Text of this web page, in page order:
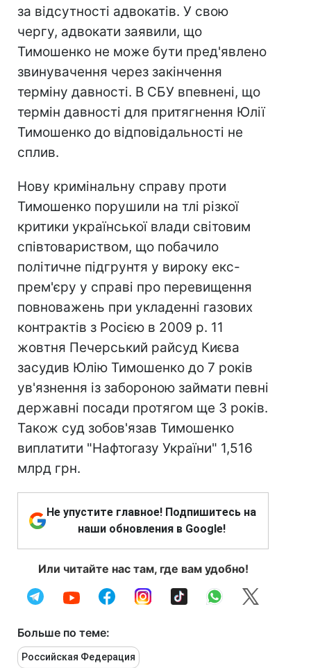
за відсутності адвокатів. У свою
чергу, адвокати заявили, що
Тимошенко не може бути пред'явлено
звинувачення через закінчення
терміну давності. В СБУ впевнені, що
термін давності для притягнення Юлії
Тимошенко до відповідальності не
сплив.
Нову кримінальну справу проти
Тимошенко порушили на тлі різкої
критики української влади світовим
співтовариством, що побачило
політичне підгрунтя у вироку екс-
прем'єру у справі про перевищення
повноважень при укладенні газових
контрактів з Росією в 2009 р. 11
жовтня Печерський райсуд Києва
засудив Юлію Тимошенко до 7 років
ув'язнення із забороною займати певні
державні посади протягом ще 3 років.
Також суд зобов'язав Тимошенко
виплатити "Нафтогазу України" 1,516
млрд грн.
Не упустите главное! Подпишитесь на
наши обновления в Google!
Или читайте нас там, где вам удобно!
Больше по теме:
Российская Федерация